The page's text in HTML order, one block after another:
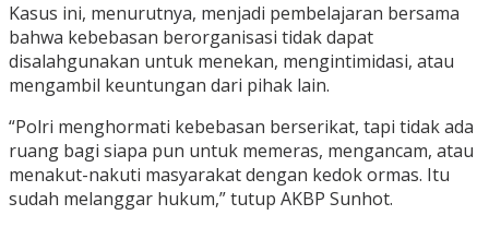
Kasus ini, menurutnya, menjadi pembelajaran bersama
bahwa kebebasan berorganisasi tidak dapat
disalahgunakan untuk menekan, mengintimidasi, atau
mengambil keuntungan dari pihak lain.
“Polri menghormati kebebasan berserikat, tapi tidak ada
ruang bagi siapa pun untuk memeras, mengancam, atau
menakut-nakuti masyarakat dengan kedok ormas. Itu
sudah melanggar hukum,” tutup AKBP Sunhot.